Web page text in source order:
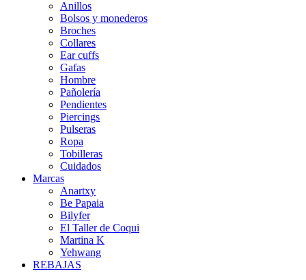
Anillos
Bolsos y monederos
Broches
Collares
Ear cuffs
Gafas
Hombre
Pañolería
Pendientes
Piercings
Pulseras
Ropa
Tobilleras
Cuidados
Marcas
Anartxy
Be Papaia
Bilyfer
El Taller de Coqui
Martina K
Yehwang
REBAJAS